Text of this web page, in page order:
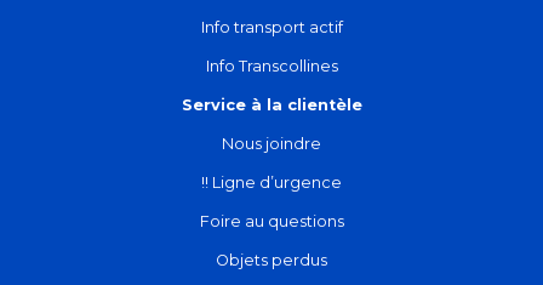
Info transport actif
Info Transcollines
Service à la clientèle
Nous joindre
!! Ligne d’urgence
Foire au questions
Objets perdus